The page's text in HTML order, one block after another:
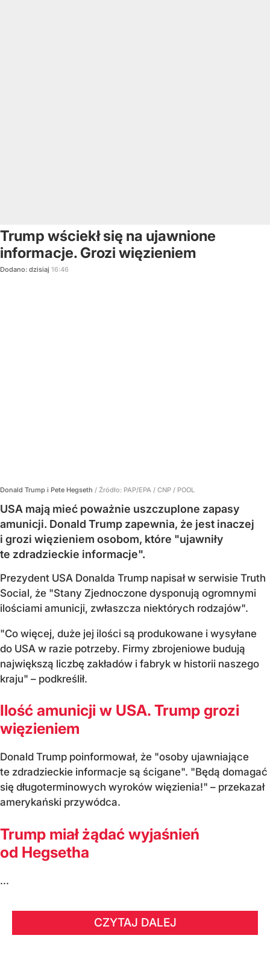
Trump wściekł się na ujawnione
informacje. Grozi więzieniem
Dodano: dzisiaj 16:46
Donald Trump i Pete Hegseth / Źródło: PAP/EPA / CNP / POOL
USA mają mieć poważnie uszczuplone zapasy
amunicji. Donald Trump zapewnia, że jest inaczej
i grozi więzieniem osobom, które "ujawniły
te zdradzieckie informacje".
Prezydent USA Donalda Trump napisał w serwisie Truth
Social, że "Stany Zjednoczone dysponują ogromnymi
ilościami amunicji, zwłaszcza niektórych rodzajów".
"Co więcej, duże jej ilości są produkowane i wysyłane
do USA w razie potrzeby. Firmy zbrojeniowe budują
największą liczbę zakładów i fabryk w historii naszego
kraju" – podkreślił.
Ilość amunicji w USA. Trump grozi
więzieniem
Donald Trump poinformował, że "osoby ujawniające
te zdradzieckie informacje są ścigane". "Będą domagać
się długoterminowych wyroków więzienia!" – przekazał
amerykański przywódca.
Trump miał żądać wyjaśnień
od Hegsetha
...
CZYTAJ DALEJ